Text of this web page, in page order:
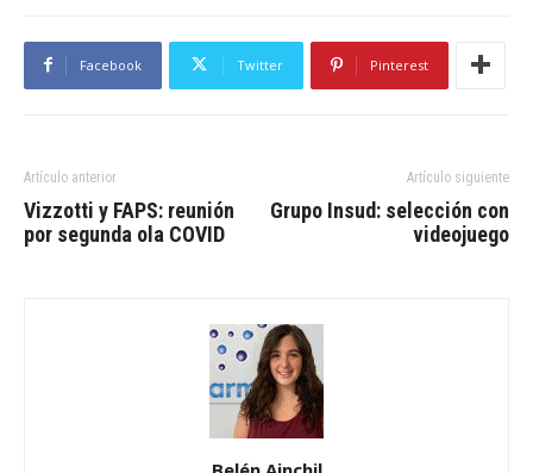
Facebook Twitter Pinterest
Artículo anterior
Vizzotti y FAPS: reunión
por segunda ola COVID
Artículo siguiente
Grupo Insud: selección con
videojuego